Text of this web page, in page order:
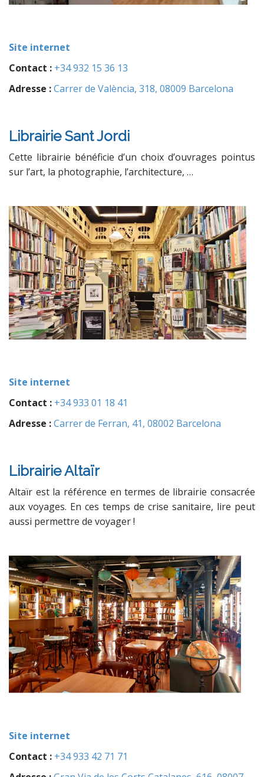
Site internet
Contact : +34 932 15 36 13
Adresse :Carrer de València, 318, 08009 Barcelona
Librairie Sant Jordi
Cette librairie bénéficie d’un choix d’ouvrages pointus
sur l’art, la photographie, l’architecture, …
Site internet
Contact : +34 933 01 18 41
Adresse :Carrer de Ferran, 41, 08002 Barcelona
Librairie Altaïr
Altaïr est la référence en termes de librairie consacrée
aux voyages. En ces temps de crise sanitaire, lire peut
aussi permettre de voyager !
Site internet
Contact : +34 933 42 71 71